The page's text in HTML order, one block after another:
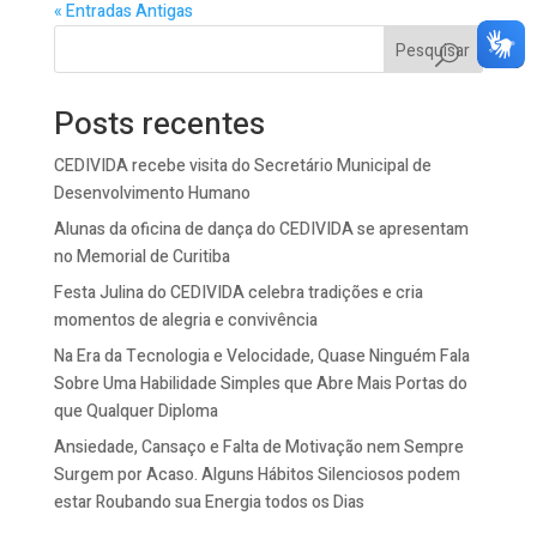
« Entradas Antigas
Pesquisar
Posts recentes
CEDIVIDA recebe visita do Secretário Municipal de
Desenvolvimento Humano
Alunas da oficina de dança do CEDIVIDA se apresentam
no Memorial de Curitiba
Festa Julina do CEDIVIDA celebra tradições e cria
momentos de alegria e convivência
Na Era da Tecnologia e Velocidade, Quase Ninguém Fala
Sobre Uma Habilidade Simples que Abre Mais Portas do
que Qualquer Diploma
Ansiedade, Cansaço e Falta de Motivação nem Sempre
Surgem por Acaso. Alguns Hábitos Silenciosos podem
estar Roubando sua Energia todos os Dias